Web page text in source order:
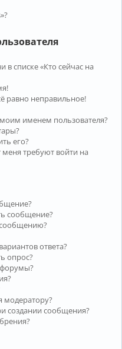
списке «Кто сейчас на
равно неправильное!
именем пользователя?
его?
меня требуют войти на
сообщение?
ответа?
опрос?
модератору?
создании сообщения?